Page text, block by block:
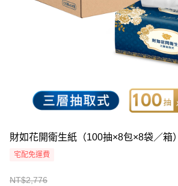
財如花開衛生紙（100抽×8包×8袋／箱）
宅配免運費
NT$2,776